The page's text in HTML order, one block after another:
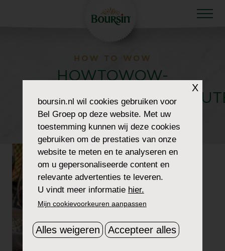
HOW TO WOW
HOWTOWOW-
6-CRACKBREAD
X
boursin.nl wil cookies gebruiken voor
Bel Groep op deze website. Met uw
toestemming kunnen wij deze cookies
gebruiken om de prestaties van onze
website te meten en te analyseren en
om u gepersonaliseerde content en
relevante advertenties te leveren.
U vindt meer informatie hier.
Mijn cookievoorkeuren aanpassen
Alles weigeren Accepteer alles